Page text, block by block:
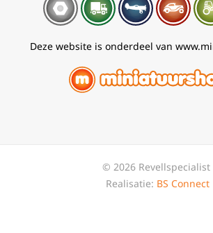
Deze website is onderdeel van
© 2026 Revellspecialist
Realisatie: BS Connect